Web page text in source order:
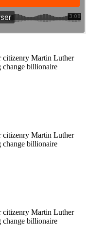
citizenry Martin Luther
change billionaire
citizenry Martin Luther
change billionaire
citizenry Martin Luther
change billionaire